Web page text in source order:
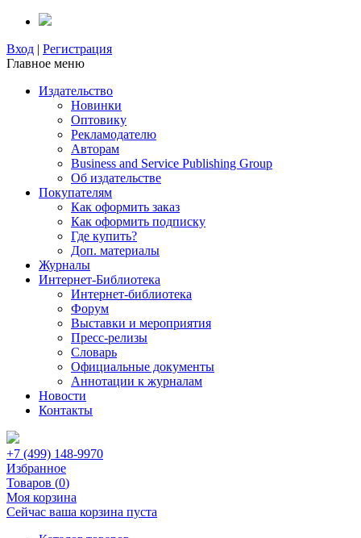
Вход | Регистрация
Главное меню
Издательство
Новинки
Оптовику
Рекламодателю
Авторам
Business and Service Publishing Group
Об издательстве
Покупателям
Как оформить заказ
Как оформить подписку
Где купить?
Доп. материалы
Журналы
Интернет-Библиотека
Интернет-библиотека
Форум
Выставки и мероприятия
Пресс-релизы
Словарь
Официальные документы
Аннотации к журналам
Новости
Контакты
+7 (499) 148-9970
Избранное
Товаров (0)
Моя корзина
Сейчас ваша корзина пуста